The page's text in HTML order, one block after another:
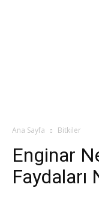
Ana Sayfa Bitkiler
Enginar
Faydaları